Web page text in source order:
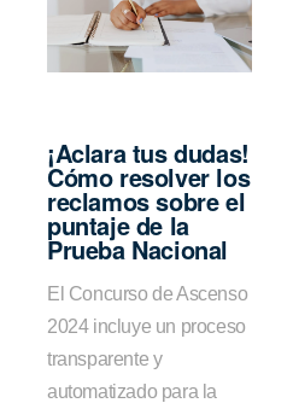
¡Aclara tus dudas!
Cómo resolver los
reclamos sobre el
puntaje de la
Prueba Nacional
El Concurso de Ascenso
2024 incluye un proceso
transparente y
automatizado para la